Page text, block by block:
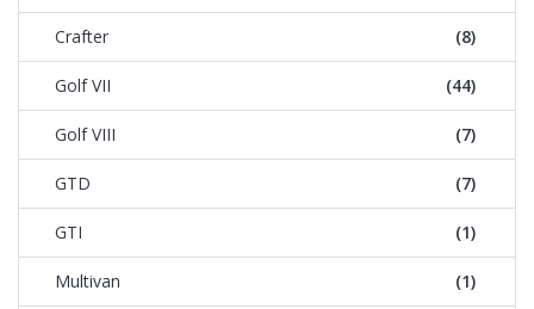
Crafter (8)
Golf VII (44)
Golf VIII (7)
GTD (7)
GTI (1)
Multivan (1)